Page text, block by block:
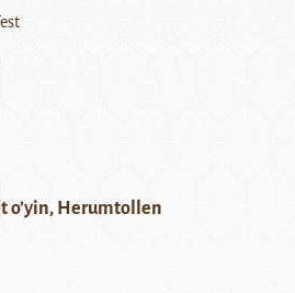
o’yin, Herumtollen